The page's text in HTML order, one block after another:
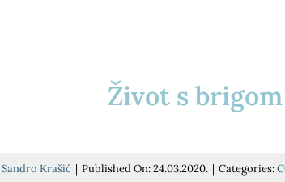
Život s
Sandro Krašić | Published On: 24.03.2020. | Categories: